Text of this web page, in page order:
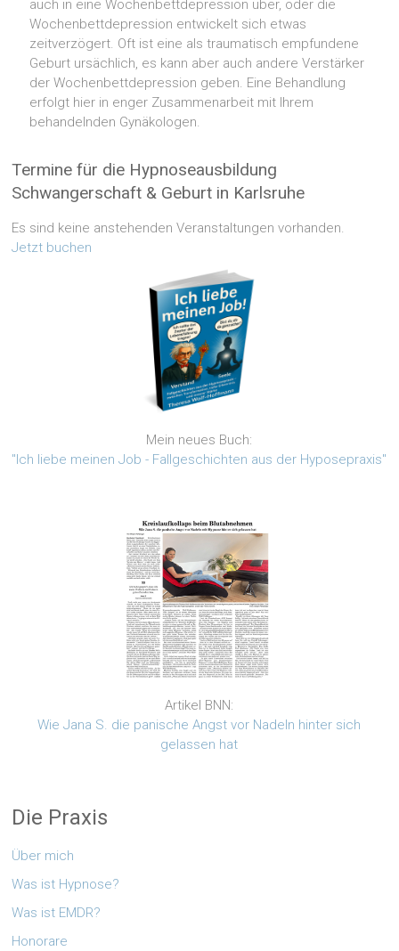
auch in eine Wochenbettdepression über, oder die
Wochenbettdepression entwickelt sich etwas
zeitverzögert. Oft ist eine als traumatisch empfundene
Geburt ursächlich, es kann aber auch andere Verstärker
der Wochenbettdepression geben. Eine Behandlung
erfolgt hier in enger Zusammenarbeit mit Ihrem
behandelnden Gynäkologen.
Termine für die Hypnoseausbildung
Schwangerschaft & Geburt in Karlsruhe
Es sind keine anstehenden Veranstaltungen vorhanden.
Jetzt buchen
Mein neues Buch:
"Ich liebe meinen Job - Fallgeschichten aus der Hyposepraxis"
Artikel BNN:
Wie Jana S. die panische Angst vor Nadeln hinter sich
gelassen hat
Die Praxis
Über mich
Was ist Hypnose?
Was ist EMDR?
Honorare